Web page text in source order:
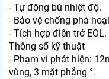
- Tự động bù nhiệt độ.
- Bảo vệ chống phá
- Tích hợp điện trở EOL.
Thông số kỹ thuật
- Phạm vi phát hiện:
vùng, 3 mặt phẳng °.